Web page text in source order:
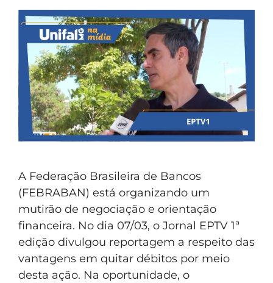
A Federação Brasileira de Bancos
(FEBRABAN) está organizando um
mutirão de negociação e orientação
financeira. No dia 07/03, o Jornal EPTV 1ª
edição divulgou reportagem a respeito das
vantagens em quitar débitos por meio
desta ação. Na oportunidade, o